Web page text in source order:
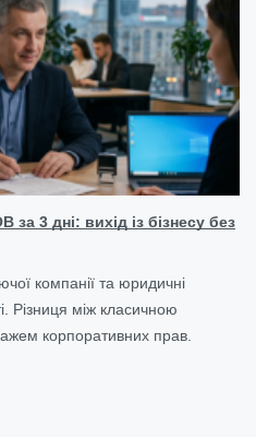
3 дні: вихід із бізнесу без
компанії та юридичні
Різниця між класичною
корпоративних прав.